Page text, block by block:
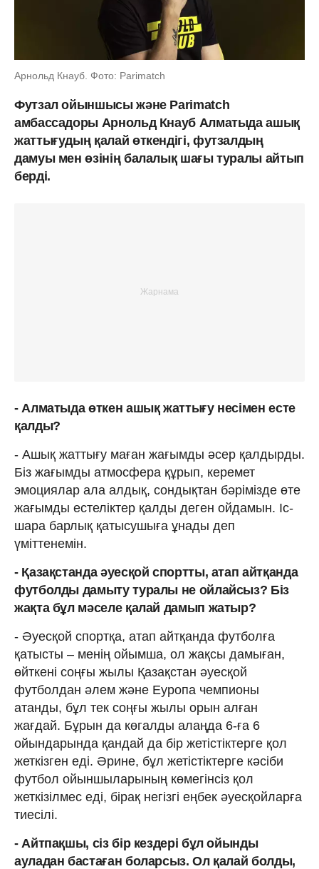
Арнольд Кнауб. Фото: Parimatch
Футзал ойыншысы және Parimatch
амбассадоры Арнольд Кнауб Алматыда ашық
жаттығудың қалай өткендігі, футзалдың
дамуы мен өзінің балалық шағы туралы айтып
берді.
- Алматыда өткен ашық жаттығу несімен есте
қалды?
- Ашық жаттығу маған жағымды әсер қалдырды.
Біз жағымды атмосфера құрып, керемет
эмоциялар ала алдық, сондықтан бәрімізде өте
жағымды естеліктер қалды деген ойдамын. Іс-
шара барлық қатысушыға ұнады деп
үміттенемін.
- Қазақстанда әуесқой спортты, атап айтқанда
футболды дамыту туралы не ойлайсыз? Біз
жақта бұл мәселе қалай дамып жатыр?
- Әуесқой спортқа, атап айтқанда футболға
қатысты – менің ойымша, ол жақсы дамыған,
өйткені соңғы жылы Қазақстан әуесқой
футболдан әлем және Еуропа чемпионы
атанды, бұл тек соңғы жылы орын алған
жағдай. Бұрын да көгалды алаңда 6-ға 6
ойындарында қандай да бір жетістіктерге қол
жеткізген еді. Әрине, бұл жетістіктерге кәсіби
футбол ойыншыларының көмегінсіз қол
жеткізілмес еді, бірақ негізгі еңбек әуесқойларға
тиесілі.
- Айтпақшы, сіз бір кездері бұл ойынды
ауладан бастаған боларсыз. Ол қалай болды,